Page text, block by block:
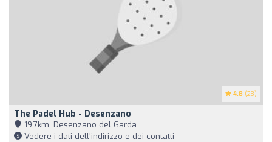
4.8 (23)
The Padel Hub - Desenzano
19,7km, Desenzano del Garda
Vedere i dati dell'indirizzo e dei contatti